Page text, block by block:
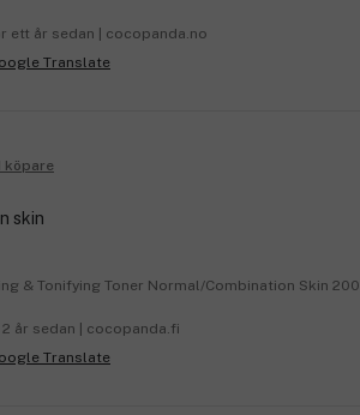
ett år sedan | cocopanda.no
köpare
skin
& Tonifying Toner Normal/Combination Skin 200
år sedan | cocopanda.fi